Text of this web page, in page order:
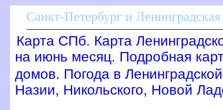
Санкт-Петербург и Ленинградская
Карта СПб. Карта
на июнь месяц. Подробная
домов. Погода в
Назии, Никольского, Новой